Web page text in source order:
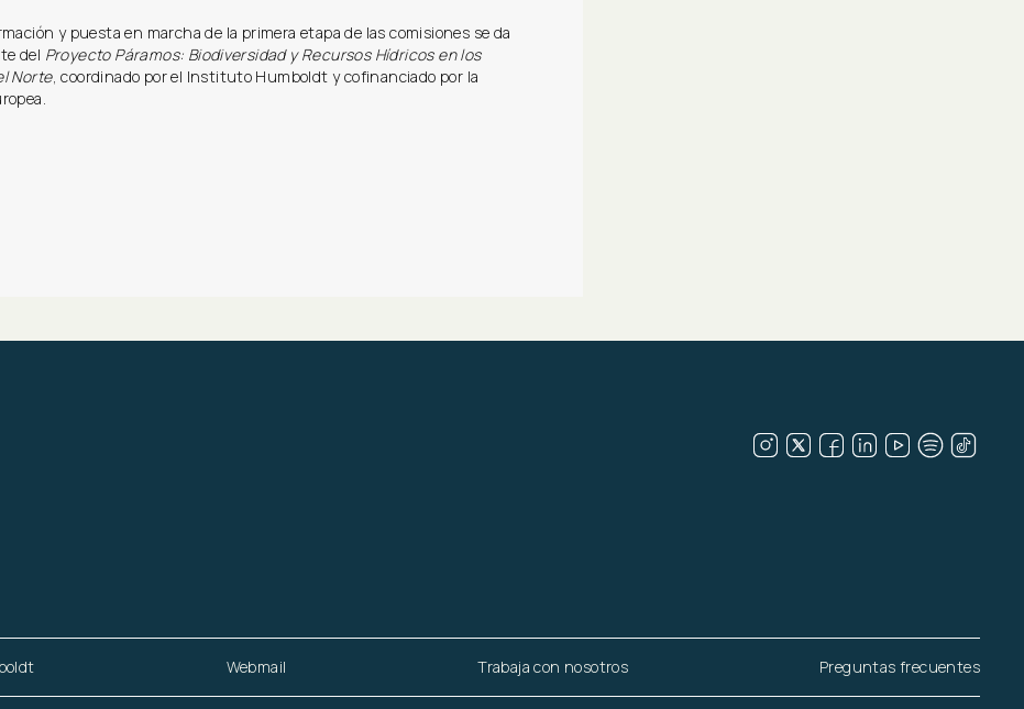
y puesta en marcha de la primera etapa de las comisiones se da
del Proyecto Páramos: Biodiversidad y Recursos Hídricos en los
Norte, coordinado por el Instituto Humboldt y cofinanciado por la
Webmail Trabaja con nosotros Preguntas frecuentes